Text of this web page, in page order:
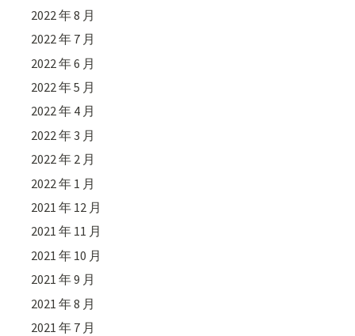
2022 年 8 月
2022 年 7 月
2022 年 6 月
2022 年 5 月
2022 年 4 月
2022 年 3 月
2022 年 2 月
2022 年 1 月
2021 年 12 月
2021 年 11 月
2021 年 10 月
2021 年 9 月
2021 年 8 月
2021 年 7 月